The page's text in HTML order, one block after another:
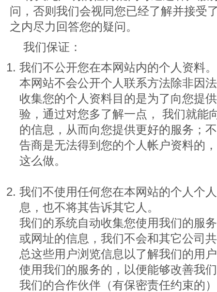
问，否则我们会视同您已经了解并接受
之内尽力回答您的疑问。
我们保证：
我们不公开您在本网站内的个人资料。
本网站不会公开个人联系方法除非因
收集您的个人资料目的是为了向您提
验，通过对您多了解一点， 我们就能
的信息，从而向您提供更好的服务；
告商是无法得到您的个人帐户资料的
这么做。
我们不使用任何您在本网站的个人个
息，也不将其告诉其它人。
我们的系统自动收集您使用我们的服
或网址的信息，我们不会和其它公司
总这些用户浏览信息以了解我们的用
使用我们的服务的，以便能够改善我
我们的合作伙伴（有保密责任约束的